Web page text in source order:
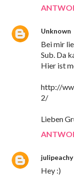
Unknown
Bei mir
Sub. Da
Hier ist
http://
2/
Lieben
julipeachy
Hey :)